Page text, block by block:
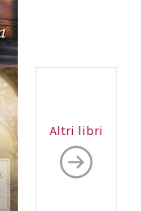
Altri libri